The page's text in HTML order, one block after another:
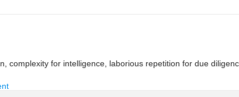
complexity for intelligence, laborious repetition for due